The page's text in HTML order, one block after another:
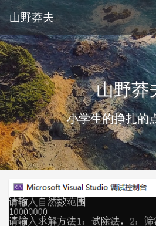
山野莽夫
山野莽
小学生的挣扎的